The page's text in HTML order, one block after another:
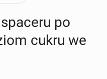
po
cukru we